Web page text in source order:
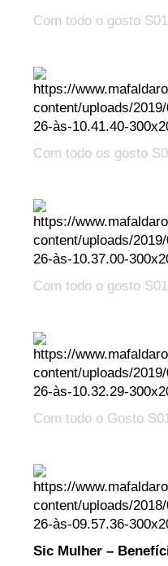
Com todo o gosto
Com todo os gosto
Com todo o gosto
Com todo o Gosto
Sic Mulher –